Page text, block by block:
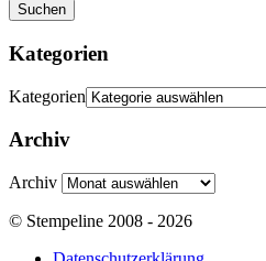
Suchen
Kategorien
Kategorien
Archiv
Archiv
© Stempeline 2008 - 2026